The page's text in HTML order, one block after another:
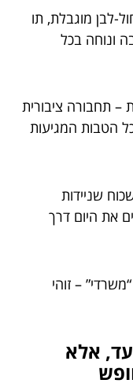
לבן מוגבלת, תו
ונוחה בכל
– תחבורה ציבורית
הטבות המגיעות
שניידות
את היום דרך
– זוהי
אלא